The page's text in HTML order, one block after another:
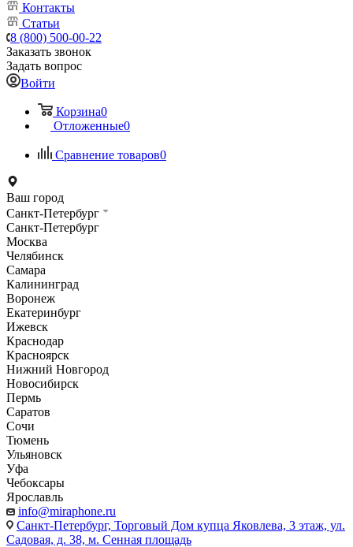
Контакты
Статьи
8 (800) 500-00-22
Заказать звонок
Задать вопрос
Войти
Корзина0
Отложенные0
Сравнение товаров0
Ваш город
Санкт-Петербург
Санкт-Петербург
Москва
Челябинск
Самара
Калининград
Воронеж
Екатеринбург
Ижевск
Краснодар
Красноярск
Нижний Новгород
Новосибирск
Пермь
Саратов
Сочи
Тюмень
Ульяновск
Уфа
Чебоксары
Ярославль
info@miraphone.ru
Санкт-Петербург, Торговый Дом купца Яковлева, 3 этаж, ул.
Садовая, д. 38, м. Сенная площадь